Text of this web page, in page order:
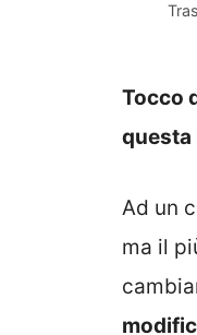
Tocco
questa
Ad un
ma il